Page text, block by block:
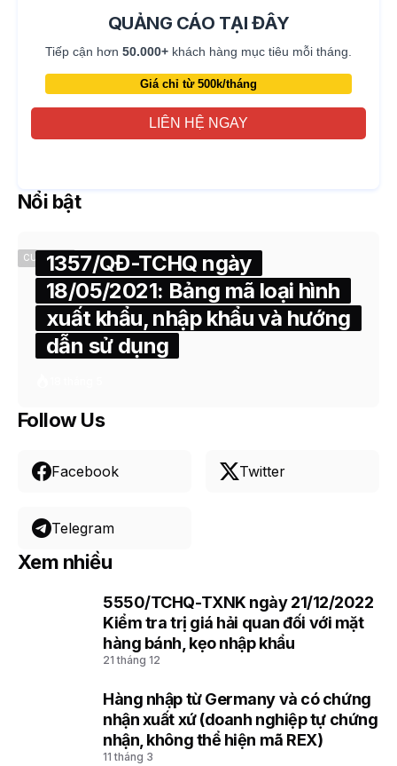
QUẢNG CÁO TẠI ĐÂY
Tiếp cận hơn 50.000+ khách hàng mục tiêu mỗi tháng.
Giá chỉ từ 500k/tháng
LIÊN HỆ NGAY
Nổi bật
CUSTOMS1357/QĐ-TCHQ ngày
18/05/2021: Bảng mã loại hình
xuất khẩu, nhập khẩu và hướng
dẫn sử dụng
Follow Us
Facebook Twitter
Telegram
Xem nhiều
5550/TCHQ-TXNK ngày 21/12/2022
Kiểm tra trị giá hải quan đối với mặt
hàng bánh, kẹo nhập khẩu
21 tháng 12
Hàng nhập từ Germany và có chứng
nhận xuất xứ (doanh nghiệp tự chứng
nhận, không thể hiện mã REX)
11 tháng 3